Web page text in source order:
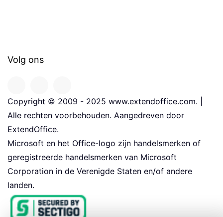
Volg ons
Copyright © 2009 - 2025 www.extendoffice.com. |
Alle rechten voorbehouden. Aangedreven door
ExtendOffice.
Microsoft en het Office-logo zijn handelsmerken of
geregistreerde handelsmerken van Microsoft
Corporation in de Verenigde Staten en/of andere
landen.